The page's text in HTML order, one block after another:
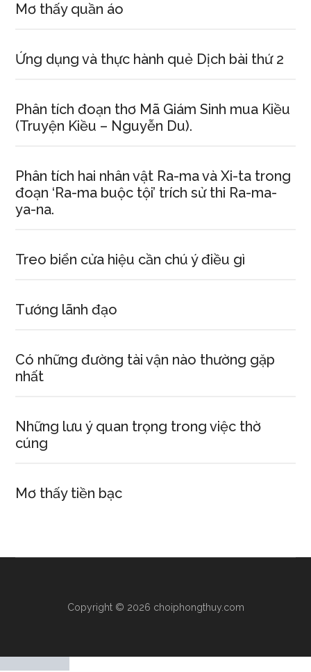
Mơ thấy quần áo
Ứng dụng và thực hành quẻ Dịch bài thứ 2
Phân tích đoạn thơ Mã Giám Sinh mua Kiều
(Truyện Kiều – Nguyễn Du).
Phân tích hai nhân vật Ra-ma và Xi-ta trong
đoạn ‘Ra-ma buộc tội’ trích sử thi Ra-ma-
ya-na.
Treo biển cửa hiệu cần chú ý điều gì
Tướng lãnh đạo
Có những đường tài vận nào thường gặp
nhất
Những lưu ý quan trọng trong việc thờ
cúng
Mơ thấy tiền bạc
Copyright © 2026 choiphongthuy.com